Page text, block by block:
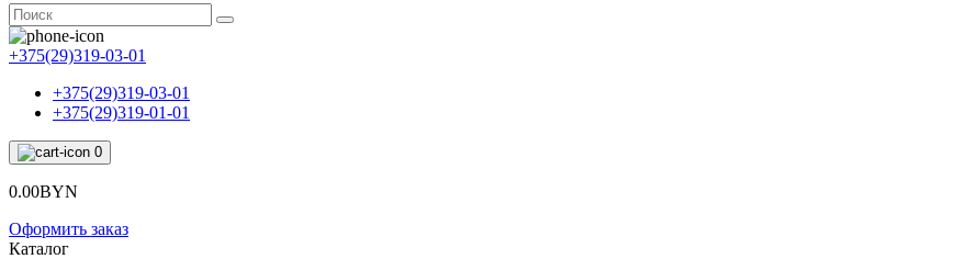
+375(29)319-03-01
+375(29)319-03-01
+375(29)319-01-01
0
0.00BYN
Оформить заказ
Каталог